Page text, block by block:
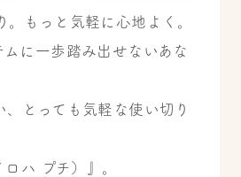
。もっと気軽に心地よく。
ムに一歩踏み出せないあな
、とっても気軽な使い切り
ハ プチ）』。